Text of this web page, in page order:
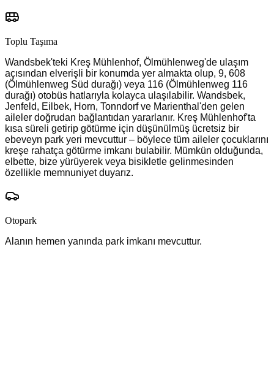
Toplu Taşıma
Wandsbek'teki Kreş Mühlenhof, Ölmühlenweg'de ulaşım
açısından elverişli bir konumda yer almakta olup, 9, 608
(Ölmühlenweg Süd durağı) veya 116 (Ölmühlenweg 116
durağı) otobüs hatlarıyla kolayca ulaşılabilir. Wandsbek,
Jenfeld, Eilbek, Horn, Tonndorf ve Marienthal'den gelen
aileler doğrudan bağlantıdan yararlanır. Kreş Mühlenhof'ta
kısa süreli getirip götürme için düşünülmüş ücretsiz bir
ebeveyn park yeri mevcuttur – böylece tüm aileler çocuklarını
kreşe rahatça götürme imkanı bulabilir. Mümkün olduğunda,
elbette, bize yürüyerek veya bisikletle gelinmesinden
özellikle memnuniyet duyarız.
Otopark
Alanın hemen yanında park imkanı mevcuttur.